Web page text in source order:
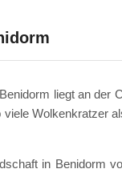
liegt an der
Wolkenkratzer
in Benidorm